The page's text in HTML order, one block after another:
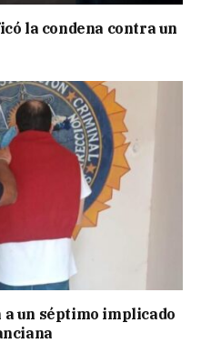
la condena contra un
a un séptimo implicado